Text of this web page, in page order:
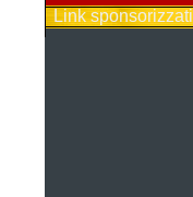
Link sponsorizzati